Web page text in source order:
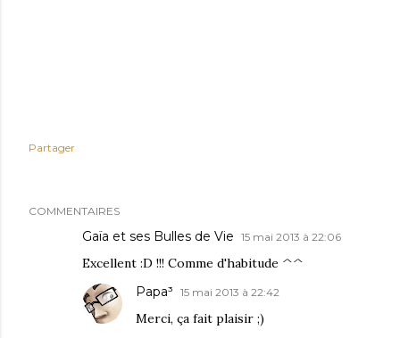
Partager
COMMENTAIRES
Gaïa et ses Bulles de Vie 15 mai 2013 à 22:06
Excellent :D !!! Comme d'habitude ^^
Papa³ 15 mai 2013 à 22:42
Merci, ça fait plaisir ;)